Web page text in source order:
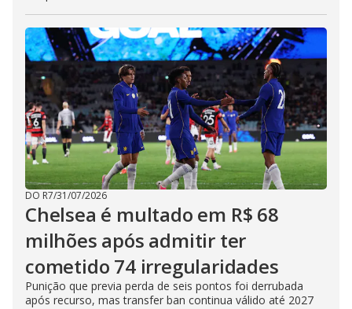
DO R7/31/07/2026
Chelsea é multado em R$ 68
milhões após admitir ter
cometido 74 irregularidades
Punição que previa perda de seis pontos foi derrubada
após recurso, mas transfer ban continua válido até 2027